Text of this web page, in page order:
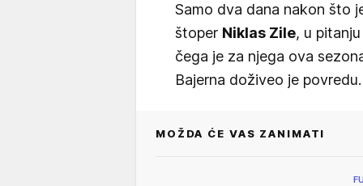
Samo dva dana nakon što
štoper Niklas Zile, u
čega je za njega ova
Bajerna doživeo je povredu.
MOŽDA ĆE VAS ZANIMATI